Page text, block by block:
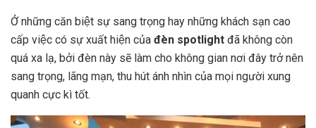
Ở những căn biệt sự sang trọng hay những khách sạn cao
cấp việc có sự xuất hiện của đèn spotlight đã không còn
quá xa lạ, bởi đèn này sẽ làm cho không gian nơi đây trở nên
sang trọng, lãng mạn, thu hút ánh nhìn của mọi người xung
quanh cực kì tốt.